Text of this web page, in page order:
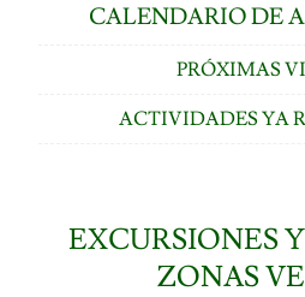
CALENDARIO DE
PRÓXIMAS
ACTIVIDADES YA
EXCURSIONES
ZONAS